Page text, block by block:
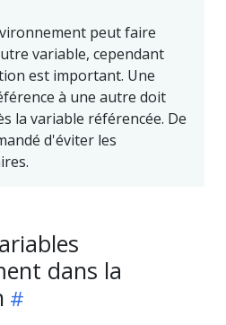
peut faire
variable, cependant
est important. Une
à une autre doit
la variable référencée. De
d'éviter les
dans la